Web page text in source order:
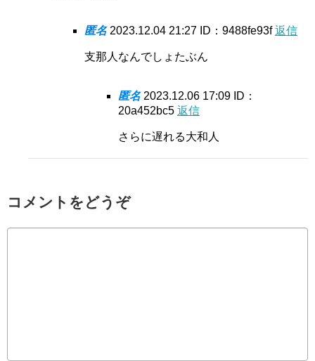
匿名 2023.12.04 21:27 ID：9488fe93f返信
支那人なんでしょたぶん
匿名 2023.12.06 17:09 ID：
20a452bc5 返信
さらに遅れる大和人
コメントをどうぞ